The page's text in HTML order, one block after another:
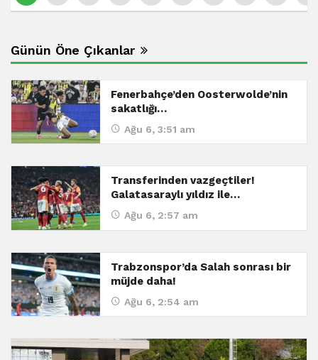
Günün Öne Çıkanlar
Fenerbahçe’den Oosterwolde’nin
sakatlığı…
Ağu 6, 3:51 am
Transferinden vazgeçtiler!
Galatasaraylı yıldız ile…
Ağu 6, 2:57 am
Trabzonspor’da Salah sonrası bir
müjde daha!
Ağu 6, 2:54 am